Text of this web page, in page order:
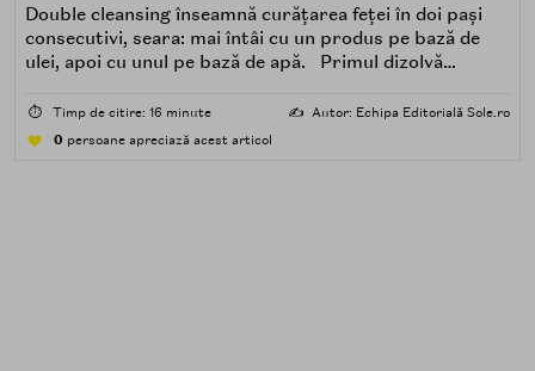
Double cleansing înseamnă curățarea feței în doi pași
consecutivi, seara: mai întâi cu un produs pe bază de
ulei, apoi cu unul pe bază de apă. Primul dizolvă
poluare. Al doilea îndepărtează impuritățile solubile în
⏱️ Timp de citire: 16 minute ✍️ Autor: Echipa Editorială Sole.ro
0 persoane apreciază acest articol